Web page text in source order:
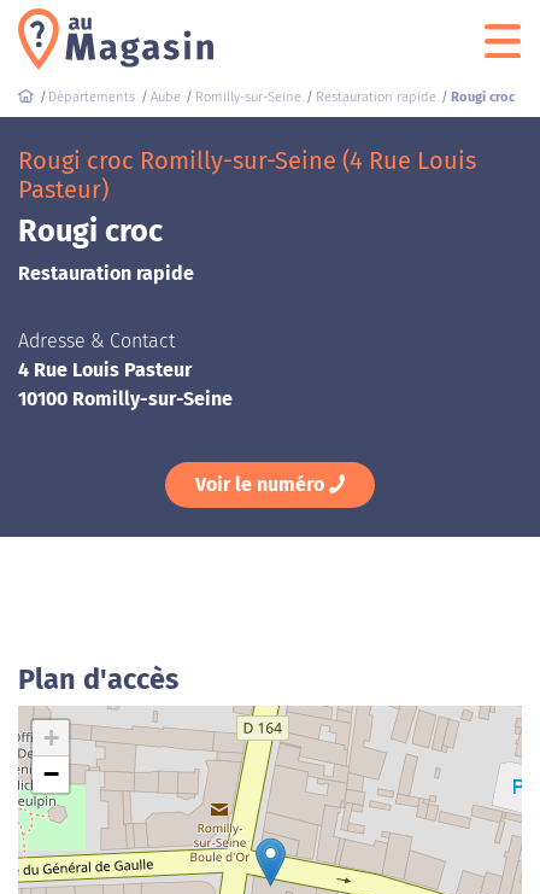
Départements Aube Romilly-sur-Seine Restauration rapide Rougi croc
Rougi croc Romilly-sur-Seine (4 Rue Louis
Pasteur)
Rougi croc
Restauration rapide
Adresse & Contact
4 Rue Louis Pasteur
10100 Romilly-sur-Seine
Voir le numéro
Plan d'accès
+
−